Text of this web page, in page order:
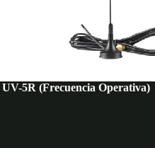
5R (Frecuencia Operativa)